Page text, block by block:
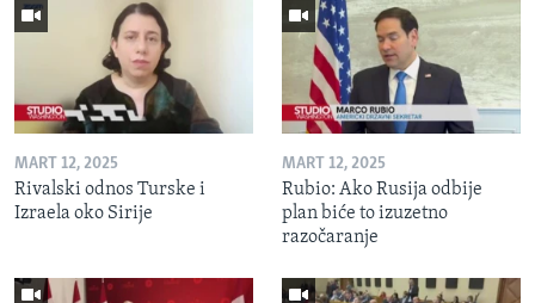
MART 12, 2025
Rivalski odnos Turske i
Izraela oko Sirije
MART 12, 2025
Rubio: Ako Rusija odbije
plan biće to izuzetno
razočaranje